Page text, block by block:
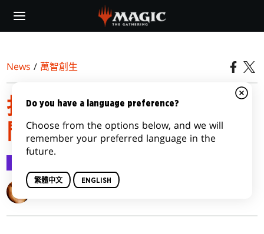
main
News / 萬智創生
指揮官傳奇：爭戰柏德之
門洞察設計提交檔案
Mark Rosewater
Do you have a language preference?
Choose from the options below, and we will
remember your preferred language in the
future.
繁體中文 ENGLISH